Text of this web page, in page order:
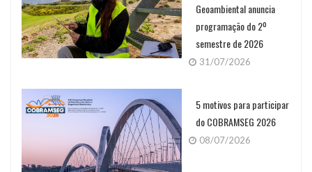
Geoambiental anuncia
programação do 2º
semestre de 2026
31/07/2026
5 motivos para participar
do COBRAMSEG 2026
08/07/2026